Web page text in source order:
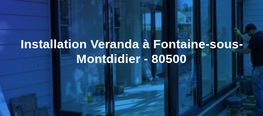
Installation Veranda à Fontaine-sous-
Montdidier - 80500